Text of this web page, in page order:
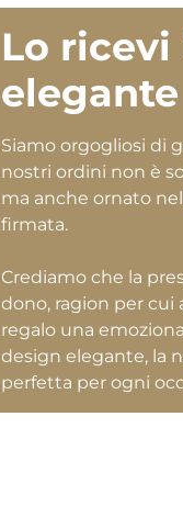
Lo ricevi
Siamo orgogliosi di
nostri ordini non è
ma anche ornato
firmata.
Crediamo che la
dono, ragion per cui
regalo una
design elegante, la
perfetta per ogni